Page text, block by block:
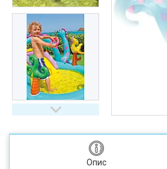
Опис